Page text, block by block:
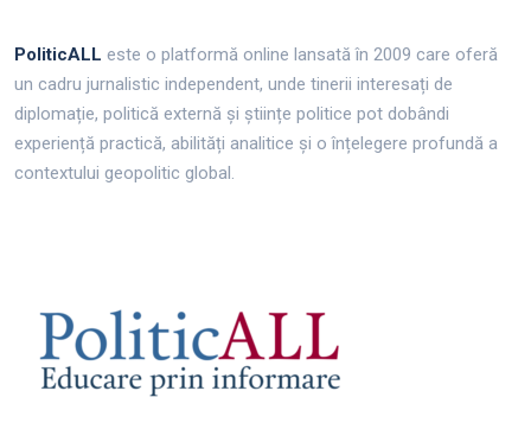
PoliticALL este o platformă online lansată în 2009 care oferă
un cadru jurnalistic independent, unde tinerii interesați de
diplomație, politică externă și științe politice pot dobândi
experiență practică, abilități analitice și o înțelegere profundă a
contextului geopolitic global.